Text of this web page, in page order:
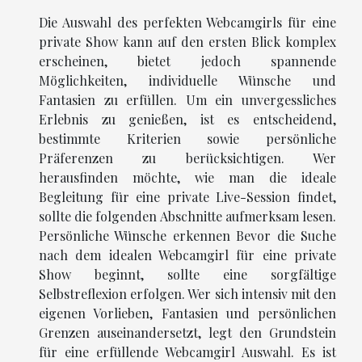
Die Auswahl des perfekten Webcamgirls für eine
private Show kann auf den ersten Blick komplex
erscheinen, bietet jedoch spannende
Möglichkeiten, individuelle Wünsche und
Fantasien zu erfüllen. Um ein unvergessliches
Erlebnis zu genießen, ist es entscheidend,
bestimmte Kriterien sowie persönliche
Präferenzen zu berücksichtigen. Wer
herausfinden möchte, wie man die ideale
Begleitung für eine private Live-Session findet,
sollte die folgenden Abschnitte aufmerksam lesen.
Persönliche Wünsche erkennen Bevor die Suche
nach dem idealen Webcamgirl für eine private
Show beginnt, sollte eine sorgfältige
Selbstreflexion erfolgen. Wer sich intensiv mit den
eigenen Vorlieben, Fantasien und persönlichen
Grenzen auseinandersetzt, legt den Grundstein
für eine erfüllende Webcamgirl Auswahl. Es ist